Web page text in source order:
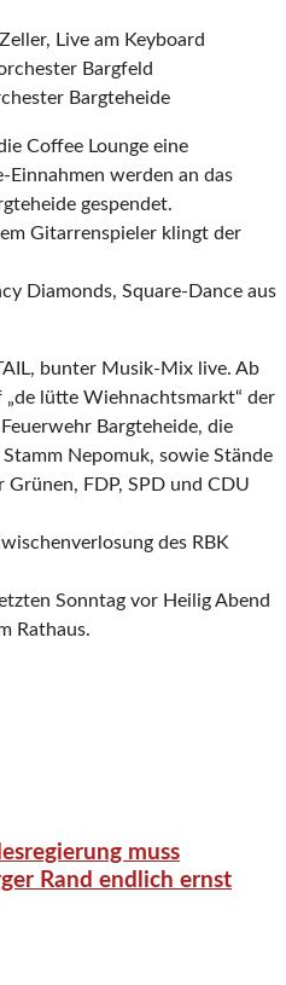
Live am Keyboard
Bargfeld
Bargteheide
Coffee Lounge eine
Einnahmen werden an das
gespendet.
Gitarrenspieler klingt der
Diamonds, Square-Dance aus
bunter Musik-Mix live. Ab
lütte Wiehnachtsmarkt“ der
Bargteheide, die
Nepomuk, sowie Stände
FDP, SPD und CDU
des RBK
Sonntag vor Heilig Abend
Rathaus.
muss
Rand endlich ernst